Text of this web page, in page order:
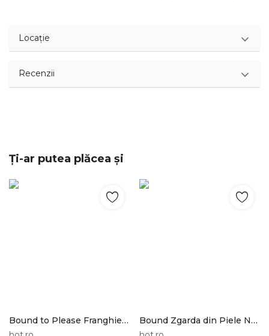
Locație
Recenzii
Ți-ar putea plăcea și
Bound to Please Franghie Bondage din Canepa 10 metri Bound to Tease
Bound Zgarda din Piele Nabuc Bound